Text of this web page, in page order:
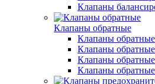
Клапаны
Клапаны обратные
Клапаны
Клапаны
Клапаны
Клапаны